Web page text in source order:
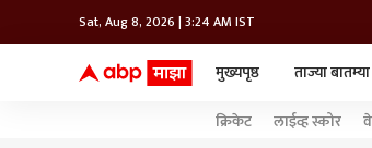
Sat, Aug 8, 2026 | 3:24 AM IST
मुख्यपृष्ठ ताज्या बातम्या
क्रिकेट लाईव्ह स्कोर